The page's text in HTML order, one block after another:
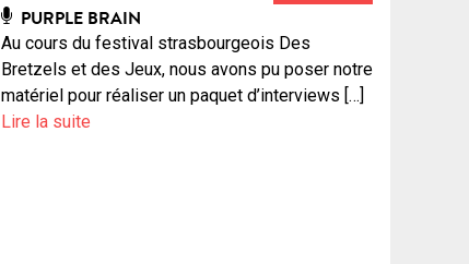
PURPLE BRAIN
Au cours du festival strasbourgeois Des
Bretzels et des Jeux, nous avons pu poser notre
matériel pour réaliser un paquet d’interviews […]
Lire la suite